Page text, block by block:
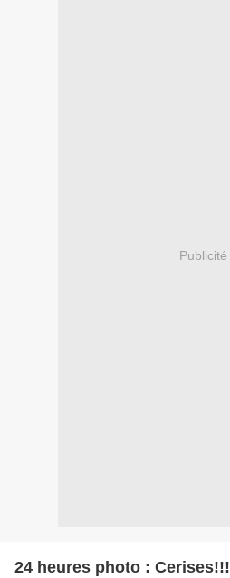
Publicité
24 heures photo : Cerises!!!